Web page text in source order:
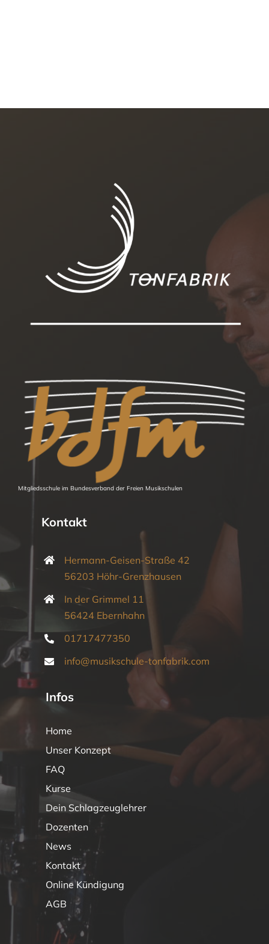
Mitgliedsschule im Bundesverband der Freien Musikschulen
Kontakt
Hermann-Geisen-Straße 42
56203 Höhr-Grenzhausen
In der Grimmel 11
56424 Ebernhahn
01717477350
info@musikschule-tonfabrik.com
Infos
Home
Unser Konzept
FAQ
Kurse
Dein Schlagzeuglehrer
Dozenten
News
Kontakt
Online Kündigung
AGB